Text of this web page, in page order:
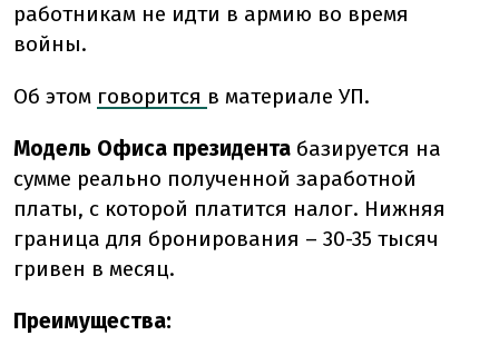
работникам не идти в армию во время
войны.
Об этом говорится в материале УП.
Модель Офиса президента базируется на
сумме реально полученной заработной
платы, с которой платится налог. Нижняя
граница для бронирования – 30-35 тысяч
гривен в месяц.
Преимущества: